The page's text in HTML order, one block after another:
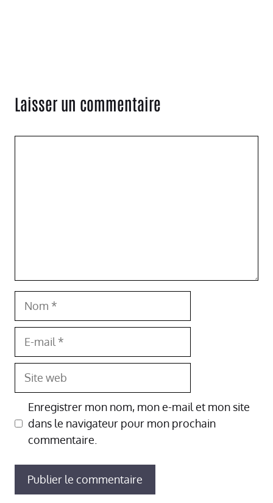
Laisser un commentaire
Site
Enregistrer mon nom, mon e-mail et mon site
dans le navigateur pour mon prochain
commentaire.